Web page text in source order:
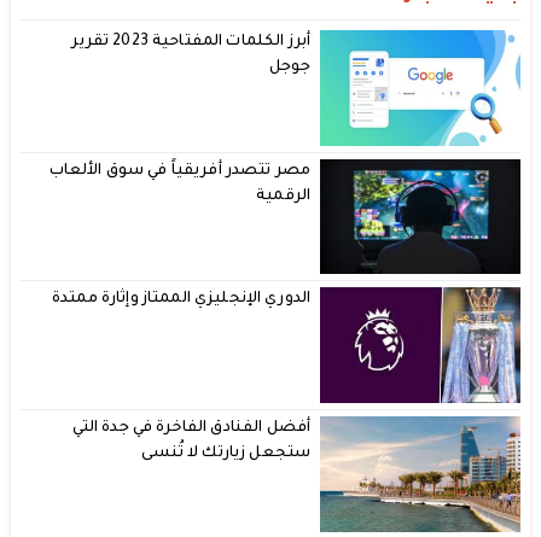
أبرز الكلمات المفتاحية 2023 تقرير
جوجل
مصر تتصدر أفريقياً في سوق الألعاب
الرقمية
الدوري الإنجليزي الممتاز وإثارة ممتدة
أفضل الفنادق الفاخرة في جدة التي
ستجعل زيارتك لا تُنسى